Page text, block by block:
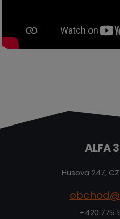
ALFA
Husova 247,
+420 775